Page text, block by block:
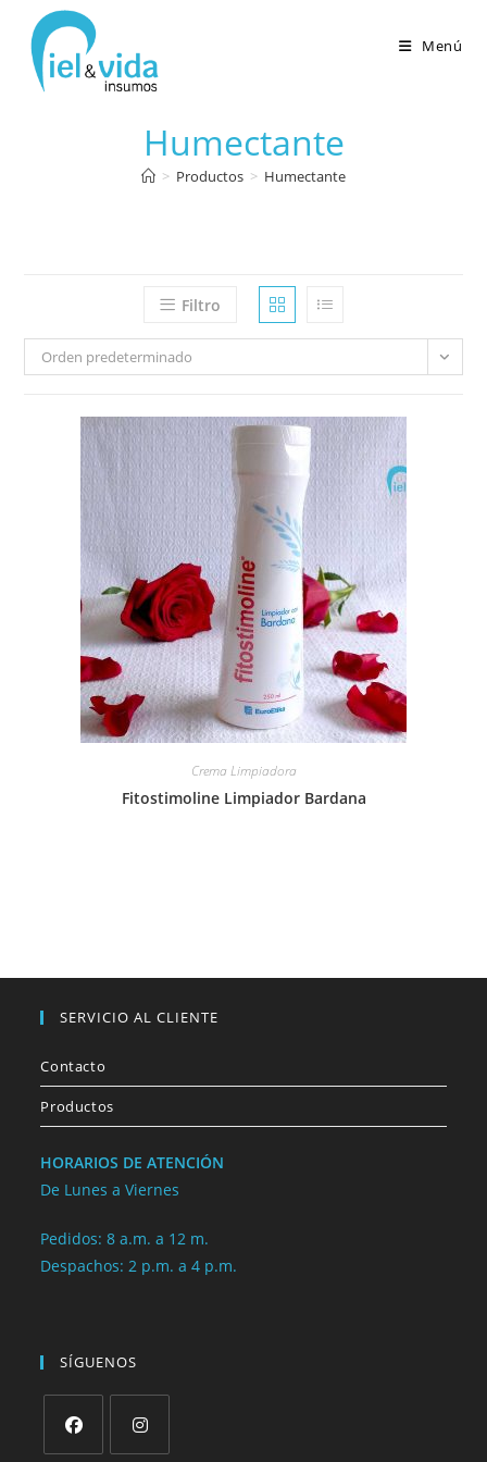
Menú
Humectante
> Productos > Humectante
Filtro
Orden predeterminado
Crema Limpiadora
Fitostimoline Limpiador Bardana
SERVICIO AL CLIENTE
Contacto
Productos
HORARIOS DE ATENCIÓN
De Lunes a Viernes
Pedidos: 8 a.m. a 12 m.
Despachos: 2 p.m. a 4 p.m.
SÍGUENOS